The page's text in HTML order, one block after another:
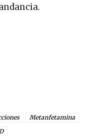
Metanfetamina